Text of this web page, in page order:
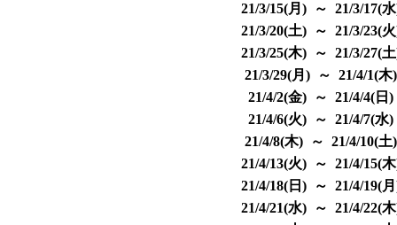
21/3/15(月) ～ 21/3/17(
21/3/20(土) ～ 21/3/23(
21/3/25(木) ～ 21/3/27(
21/3/29(月) ～ 21/4/1(
21/4/2(金) ～ 21/4/4(
21/4/6(火) ～ 21/4/7(
21/4/8(木) ～ 21/4/10(
21/4/13(火) ～ 21/4/15(
21/4/18(日) ～ 21/4/19(
21/4/21(水) ～ 21/4/22(